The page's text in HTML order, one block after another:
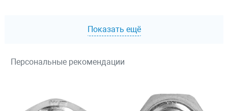
Показать ещё
Персональные рекомендации